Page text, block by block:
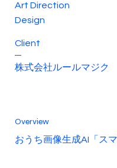
Art Direction
Design
Client
株式会社ルールマジク
Overview
おうち画像生成AI「ス